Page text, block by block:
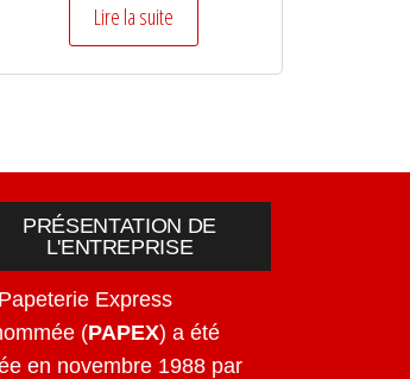
Lire la suite
PRÉSENTATION DE
L'ENTREPRISE
Express
(PAPEX) a été
en novembre 1988 par